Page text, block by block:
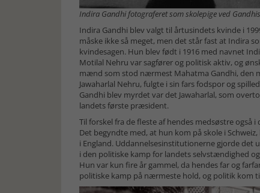
Indira Gandhi fotograferet som skolepige ved
Indira Gandhi blev valgt til årtusindets kvinde i
måske ikke så meget, men det står fast at Indira
kvindesagen. Hun blev født i 1916 med navnet
Motilal Nehru var sagfører og politisk aktiv, og
mænd som stod nærmest Mahatma Gandhi, den
Jawaharlal Nehru, fulgte i sin fars fodspor og
Gandhi blev myrdet var det Jawaharlal, som
landets første præsident.
Til forskel fra de fleste af hendes medsøstre også
Det begyndte med, at hun kom på skole i
i England. Uddannelsesinstitutionerne gjorde det
i den politiske kamp for landets selvstændighed
Hun var kun fire år gammel, da hendes far og
politiske kamp på nærmeste hold, og politik kom